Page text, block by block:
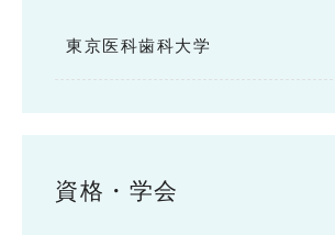
東京医科歯科大学
資格・学会